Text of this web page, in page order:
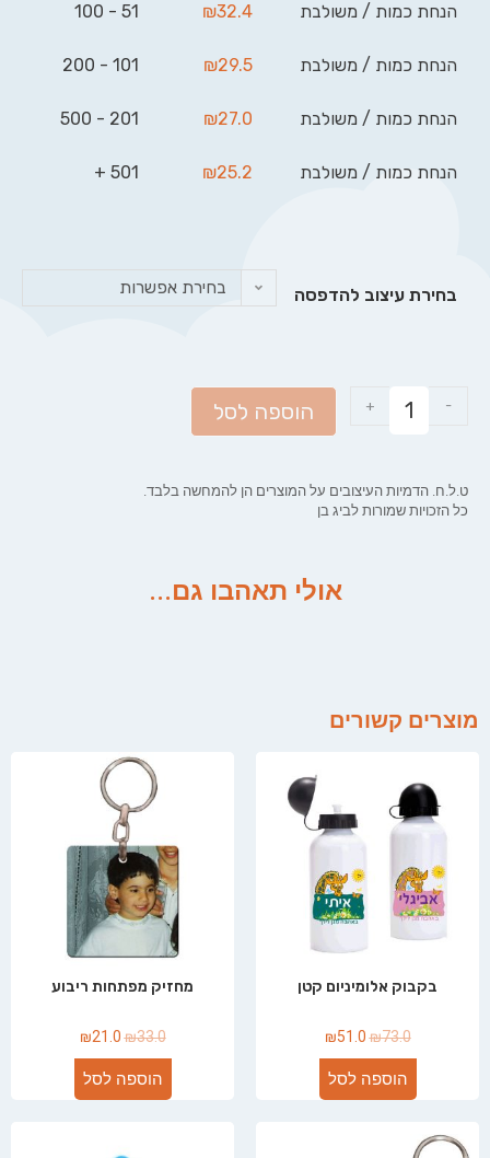
הנחת כמות / משולבת ₪32.4
51 - 100
הנחת כמות / משולבת ₪29.5
101 - 200
הנחת כמות / משולבת ₪27.0
201 - 500
הנחת כמות / משולבת ₪25.2
501 +
בחירת עיצוב להדפסה בחירת אפשרות
-
+ הוספה לסל
ט.ל.ח. הדמיות העיצובים על המוצרים הן להמחשה בלבד.
כל הזכויות שמורות לביג בן
אולי תאהבו גם...
מוצרים קשורים
בקבוק אלומיניום קטן
₪73.0
₪51.0
הוספה לסל
מחזיק מפתחות ריבוע
₪33.0
₪21.0
הוספה לסל